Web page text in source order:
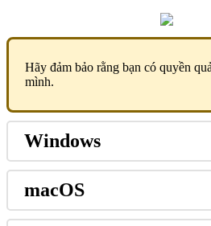
Hãy đảm bảo rằng bạn có quyền
mình.
Windows
macOS